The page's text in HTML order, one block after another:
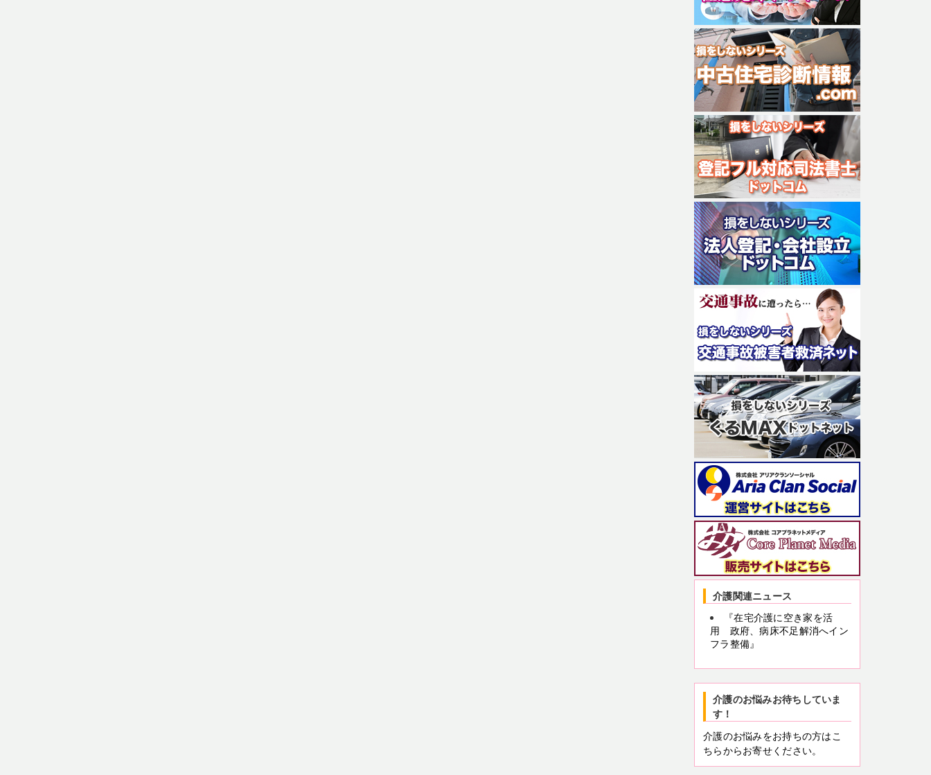
介護関連ニュース
『在宅介護に空き家を活
用 政府、病床不足解消へイン
フラ整備』
介護のお悩みお待ちしていま
す！
介護のお悩みをお持ちの方はこ
ちらからお寄せください。